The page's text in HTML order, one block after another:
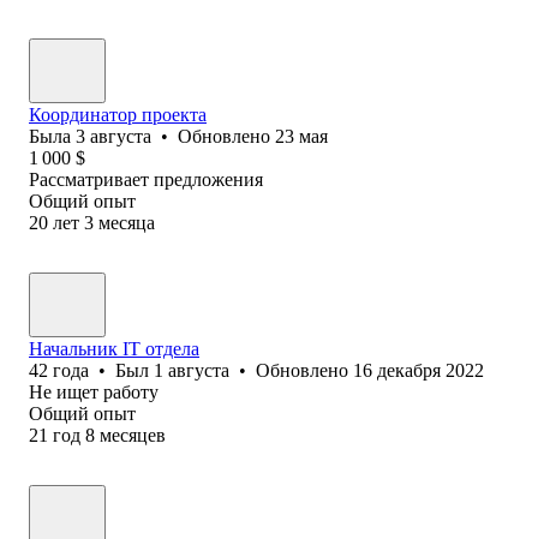
Координатор проекта
Была 3 августа • Обновлено 23 мая
1 000 $
Рассматривает предложения
Общий опыт
20 лет 3 месяца
Начальник IT отдела
42 года • Был 1 августа • Обновлено 16 декабря 2022
Не ищет работу
Общий опыт
21 год 8 месяцев